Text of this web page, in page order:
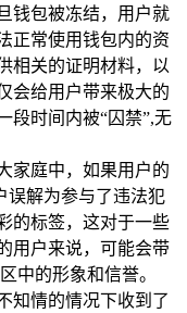
钱包被冻结，用户就
正常使用钱包内的资
相关的证明材料，以
会给用户带来极大的
段时间内被“囚禁”,无
家庭中，如果用户的
误解为参与了违法犯
的标签，这对于一些
用户来说，可能会带
中的形象和信誉。
知情的情况下收到了